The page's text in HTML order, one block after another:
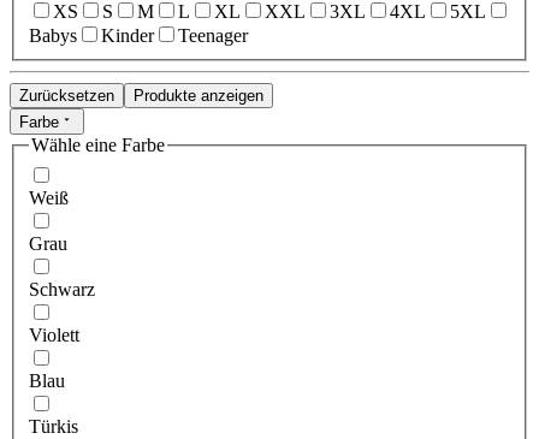
XS
S M L XL XXL 3XL 4XL
5XL
Babys
Kinder Teenager
Zurücksetzen
Produkte anzeigen
Farbe
Wähle eine Farbe
Weiß
Grau
Schwarz
Violett
Blau
Türkis